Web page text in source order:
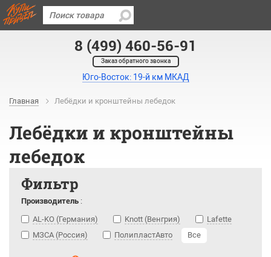
8 (499) 460-56-91
Заказ обратного звонка
Юго-Восток: 19-й км МКАД
Главная Лебёдки и кронштейны лебедок
Лебёдки и кронштейны
лебедок
Фильтр
Производитель :
AL-KO (Германия)
Knott (Венгрия)
Lafette
МЗСА (Россия)
ПолипластАвто Все